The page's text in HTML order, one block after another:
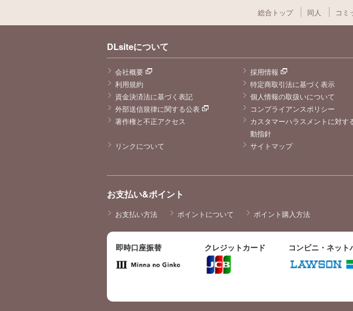
総合トップ 同人 コミ
DLsiteについて
会社概要
採用情報
利用規約
特定商取引法に基づく表示
資金決済法に基づく表記
個人情報の取扱いについて
外部送信規律に関する公表
コンプライアンスポリシー
著作権と不正アクセス
カスタマーハラスメントに対す
動指針
リンクについて
サイトマップ
お支払い&ポイント
お支払い方法 ポイントについて ポイント購入方法
即時口座振替 クレジットカード コンビニ・ネット